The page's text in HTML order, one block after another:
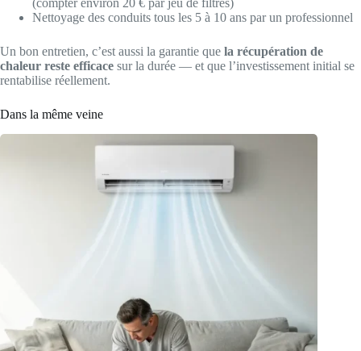
(compter environ 20 € par jeu de filtres)
Nettoyage des conduits tous les 5 à 10 ans par un professionnel
Un bon entretien, c’est aussi la garantie que la récupération de
chaleur reste efficace sur la durée — et que l’investissement initial se
rentabilise réellement.
Dans la même veine